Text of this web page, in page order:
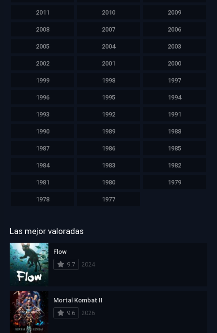
2011 2010 2009
2008 2007 2006
2005 2004 2003
2002 2001 2000
1999 1998 1997
1996 1995 1994
1993 1992 1991
1990 1989 1988
1987 1986 1985
1984 1983 1982
1981 1980 1979
1978 1977
Las mejor valoradas
Flow
9.7
2024
Mortal Kombat II
9.6
2026